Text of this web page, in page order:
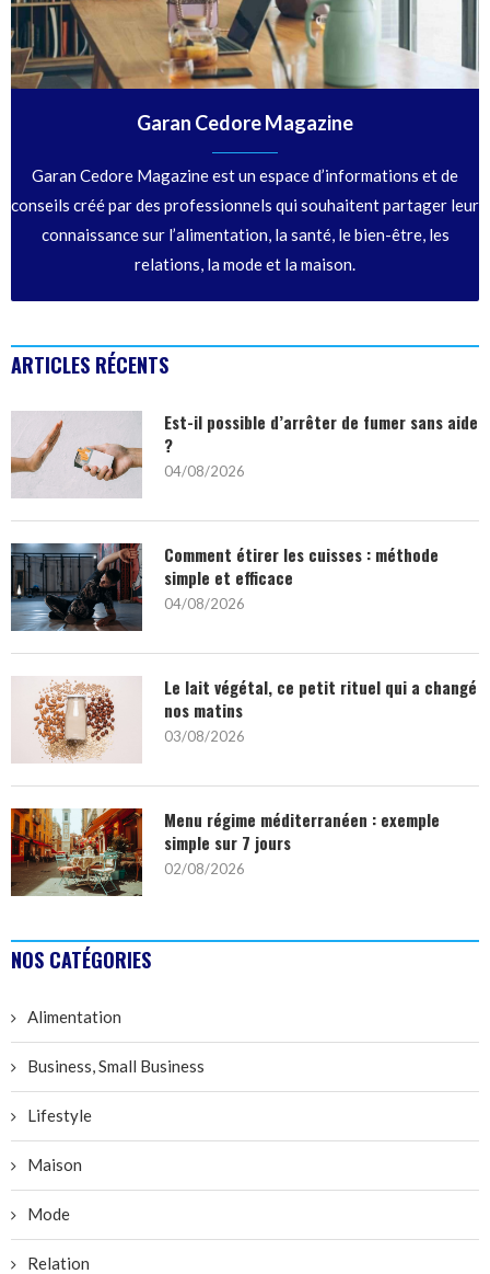
Garan Cedore Magazine
Garan Cedore Magazine est un espace d’informations et de
conseils créé par des professionnels qui souhaitent partager leur
connaissance sur l’alimentation, la santé, le bien-être, les
relations, la mode et la maison.
ARTICLES RÉCENTS
Est-il possible d’arrêter de fumer sans aide
?
04/08/2026
Comment étirer les cuisses : méthode
simple et efficace
04/08/2026
Le lait végétal, ce petit rituel qui a changé
nos matins
03/08/2026
Menu régime méditerranéen : exemple
simple sur 7 jours
02/08/2026
NOS CATÉGORIES
Alimentation
Business, Small Business
Lifestyle
Maison
Mode
Relation